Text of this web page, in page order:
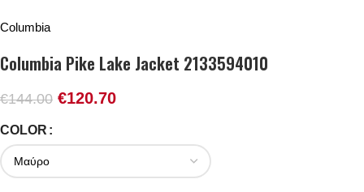
Columbia
Columbia Pike Lake Jacket 2133594010
€144.00 €120.70
COLOR